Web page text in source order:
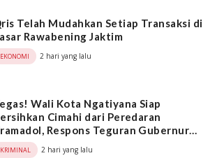
Telah Mudahkan Setiap Transaksi di
Rawabening Jaktim
EKONOMI 2 hari yang lalu
Wali Kota Ngatiyana Siap
Cimahi dari Peredaran
Respons Teguran Gubernur
Mulyadi
KRIMINAL 2 hari yang lalu